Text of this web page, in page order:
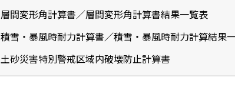
層間変形角計算書／層間変形角計算書結果一覧表
積雪・暴風時耐力計算書／積雪・暴風時耐力計算結果
土砂災害特別警戒区域内破壊防止計算書